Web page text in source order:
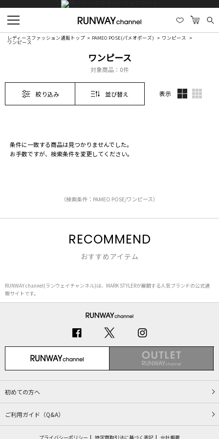
レディースファッション通販トップ PAMEO POSE(パメオポーズ) ワンピース
ワンピース
ワンピース
対象商品： 0件
絞り込み 並び替え 表示
条件に一致する商品は見つかりませんでした。
お手数ですが、検索条件を変更してください。
（検索条件：PAMEO POSE/ワンピース）
RECOMMEND
おすすめアイテム
RUNWAY channel(ランウェイチャンネル)は、MARK STYLERが展開する人気ブランドの公式通
販サイトです。
初めての方へ
ご利用ガイド（Q&A）
プライバシーポリシー 特定商取引法に基づく表記 会社概要